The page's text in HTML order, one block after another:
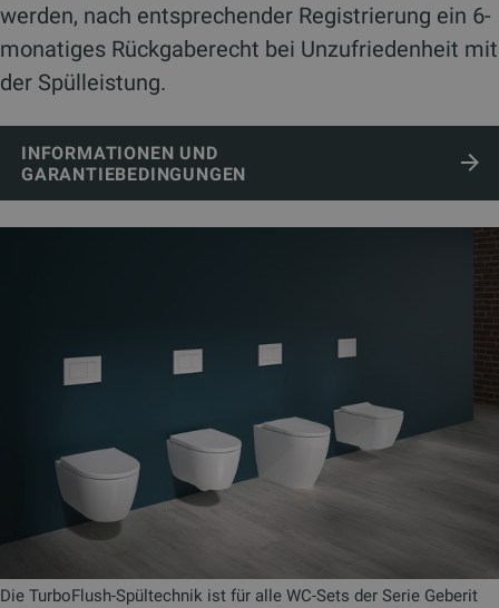
werden, nach entsprechender Registrierung ein 6-
monatiges Rückgaberecht bei Unzufriedenheit mit
der Spülleistung.
INFORMATIONEN UND
GARANTIEBEDINGUNGEN
Die TurboFlush-Spültechnik ist für alle WC-Sets der Serie Geberit